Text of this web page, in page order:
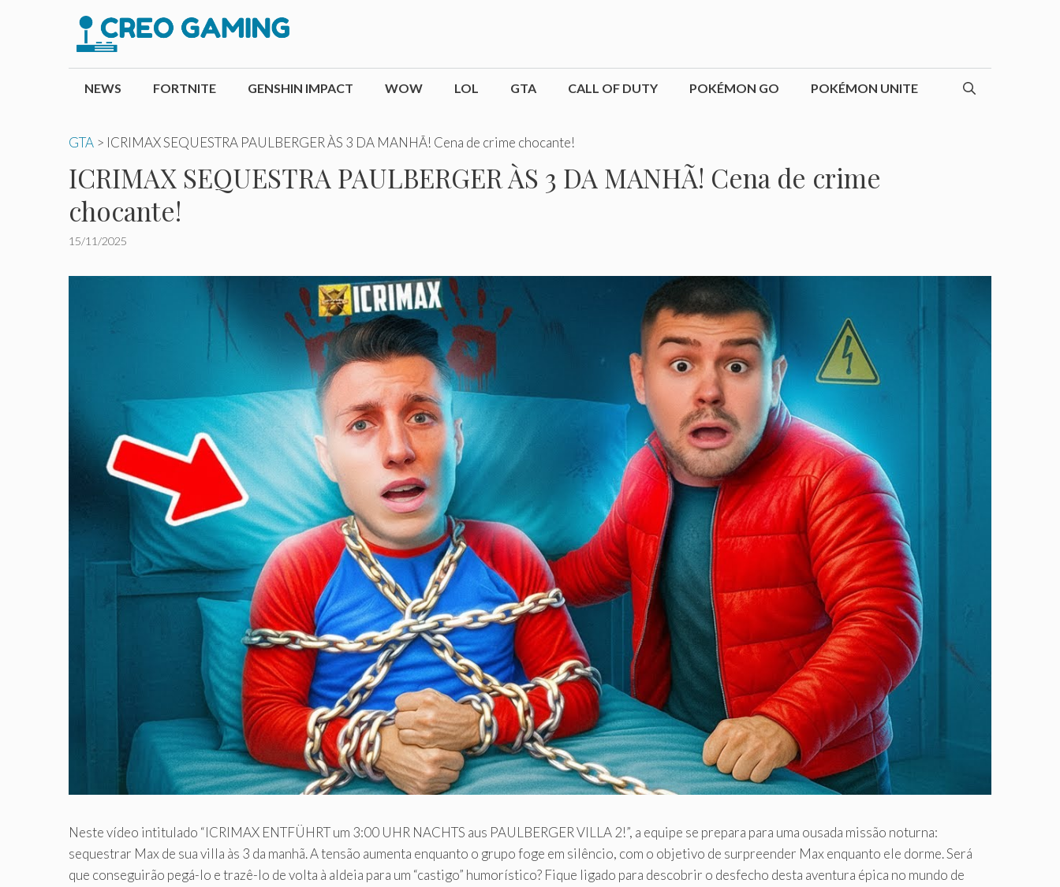
conteúdo
NEWS FORTNITE GENSHIN IMPACT WOW LOL GTA CALL OF DUTY POKÉMON GO POKÉMON UNITE
GTA > ICRIMAX SEQUESTRA PAULBERGER ÀS 3 DA MANHÃ! Cena de crime chocante!
ICRIMAX SEQUESTRA PAULBERGER ÀS 3 DA MANHÃ! Cena de crime
chocante!
15/11/2025
Neste vídeo intitulado “ICRIMAX ENTFÜHRT um 3:00 UHR NACHTS aus PAULBERGER VILLA 2!”, a equipe se prepara para uma ousada missão noturna:
sequestrar Max de sua villa às 3 da manhã. A tensão aumenta enquanto o grupo foge em silêncio, com o objetivo de surpreender Max enquanto ele dorme. Será
que conseguirão pegá-lo e trazê-lo de volta à aldeia para um “castigo” humorístico? Fique ligado para descobrir o desfecho desta aventura épica no mundo de